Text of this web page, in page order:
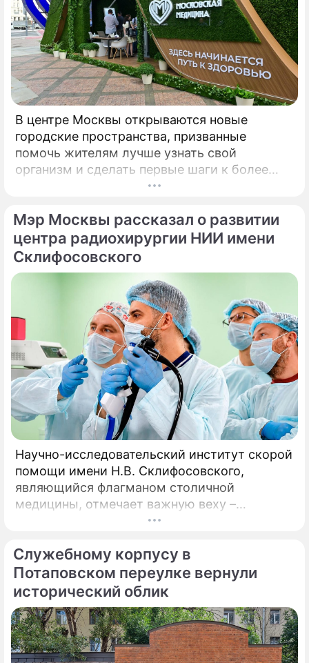
В центре Москвы открываются новые
городские пространства, призванные
помочь жителям лучше узнать свой
организм и сделать первые шаги к более
осознанному отношению к здоровью. Речь
начинают работу на столичных бульварах в
рамках масштабного городского проекта
«Лето в Москве».
Мэр Москвы рассказал о развитии
центра радиохирургии НИИ имени
Склифосовского
Научно-исследовательский институт скорой
помощи имени Н.В. Склифосовского,
являющийся флагманом столичной
медицины, отмечает важную веху –
десятилетие работы Центра радиохирургии.
не только стало уникальной точкой на карте
московского здравоохранения, но и
превратилось в надежду для тысяч
пациентов со всей страны.
Служебному корпусу в
Потаповском переулке вернули
исторический облик